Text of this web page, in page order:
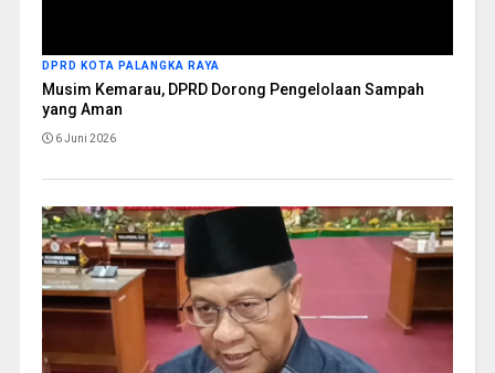
DPRD KOTA PALANGKA RAYA
Musim Kemarau, DPRD Dorong Pengelolaan Sampah
yang Aman
6 Juni 2026